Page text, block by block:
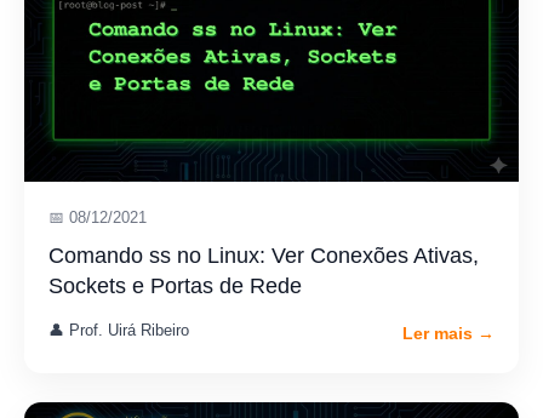
📅 08/12/2021
Comando ss no Linux: Ver Conexões Ativas,
Sockets e Portas de Rede
👤 Prof. Uirá Ribeiro Ler mais →